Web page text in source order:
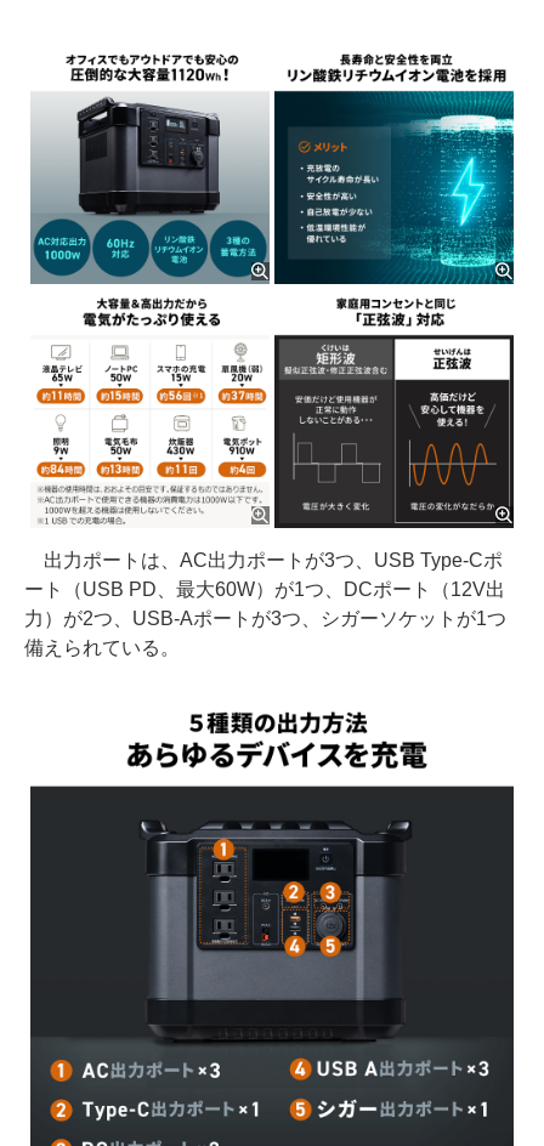
出力ポートは、AC出力ポートが3つ、USB Type-Cポ
ート（USB PD、最大60W）が1つ、DCポート（12V出
力）が2つ、USB-Aポートが3つ、シガーソケットが1つ
備えられている。